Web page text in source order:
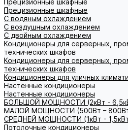
Прецизионные шкафные
Прецизионные шкафные
С водяным охлаждением
С воздушным охлаждением
С двойным охлаждением
Кондиционеры для серверных,
технических шкафов
Кондиционеры для серверных,
технических шкафов
Кондиционеры для уличных
Настенные кондиционеры
Настенные кондиционеры
БОЛЬШОЙ МОЩНОСТИ (2кВт -
МАЛОЙ МОЩНОСТИ (500Вт –
СРЕДНЕЙ МОЩНОСТИ (1кВт -
Потолочные кондиционеры